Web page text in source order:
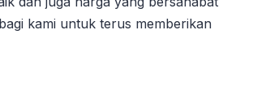
kami untuk terus memberikan